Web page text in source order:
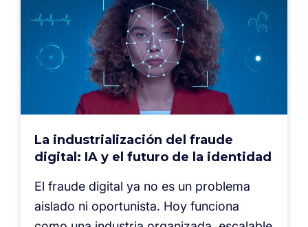
La industrialización del fraude
digital: IA y el futuro de la identidad
El fraude digital ya no es un problema
aislado ni oportunista. Hoy funciona